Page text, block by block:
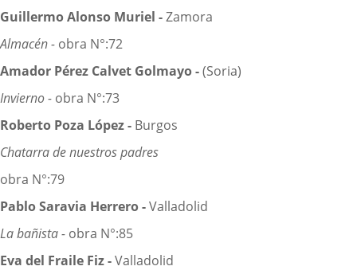
Guillermo Alonso Muriel -Zamora
Almacén - obra N°:72
Amador Pérez Calvet Golmayo -(Soria)
Invierno - obra N°:73
Roberto Poza López - Burgos
Chatarra de nuestros padres
obra N°:79
Pablo Saravia Herrero -Valladolid
La bañista - obra N°:85
Eva del Fraile Fiz -Valladolid